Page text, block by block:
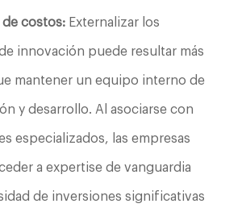
de costos:Externalizar los
innovación puede resultar más
mantener un equipo interno de
y desarrollo. Al asociarse con
especializados, las empresas
a expertise de vanguardia
de inversiones significativas